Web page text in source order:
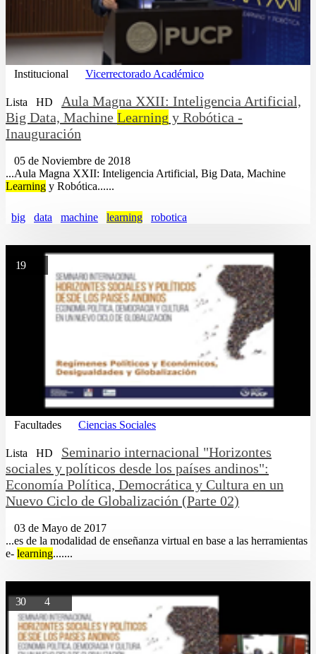
Institucional Vicerrectorado Académico
Lista HD
Aula Magna XXII: Inteligencia Artificial,
Big Data, Machine Learning y Robótica -
Inauguración
05 de Noviembre de 2018
...Aula Magna XXII: Inteligencia Artificial, Big Data, Machine
Learning y Robótica......
big data machine learning robotica
19
Facultades Ciencias Sociales
Lista HD
Seminario internacional "Horizontes
sociales y políticos desde los países andinos":
Economía Política, Democrática y Cultura en un
Nuevo Ciclo de Globalización (Parte 02)
03 de Mayo de 2017
...es de la modalidad de enseñanza virtual en base a las herramientas
e- learning.......
30 4